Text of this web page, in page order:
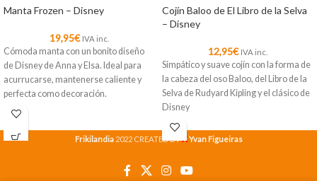
Manta Frozen – Disney
19,95€ IVA inc.
Cómoda manta con un bonito diseño
de Disney de Anna y Elsa. Ideal para
acurrucarse, mantenerse caliente y
perfecta como decoración.
Cojín Baloo de El Libro de la Selva
– Disney
12,95€ IVA inc.
Simpático y suave cojín con la forma de
la cabeza del oso Baloo, del Libro de la
Selva de Rudyard Kipling y el clásico de
Disney
Frikilandia 2022 CREATED BYXYvan Figueiras